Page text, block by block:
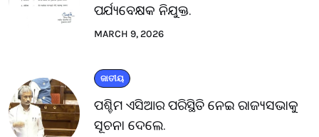
ପର୍ଯ୍ୟବେକ୍ଷକ ନିଯୁକ୍ତ.
MARCH 9, 2026
ଜାତୀୟ
ପଶ୍ଚିମ ଏସିଆର ପରିସ୍ଥିତି ନେଇ ରାଜ୍ୟସଭାକୁ
ସୂଚନା ଦେଲେ.